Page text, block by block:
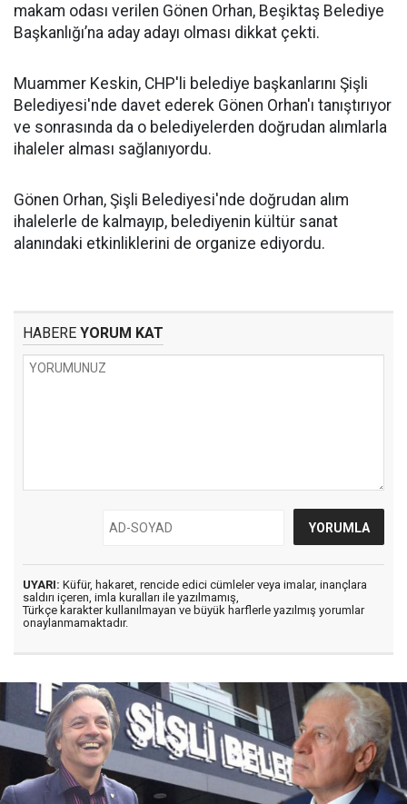
makam odası verilen Gönen Orhan, Beşiktaş Belediye
Başkanlığı’na aday adayı olması dikkat çekti.
Muammer Keskin, CHP'li belediye başkanlarını Şişli
Belediyesi'nde davet ederek Gönen Orhan'ı tanıştırıyor
ve sonrasında da o belediyelerden doğrudan alımlarla
ihaleler alması sağlanıyordu.
Gönen Orhan, Şişli Belediyesi'nde doğrudan alım
ihalelerle de kalmayıp, belediyenin kültür sanat
alanındaki etkinliklerini de organize ediyordu.
HABERE YORUM KAT
UYARI: Küfür, hakaret, rencide edici cümleler veya imalar, inançlara
saldırı içeren, imla kuralları ile yazılmamış,
Türkçe karakter kullanılmayan ve büyük harflerle yazılmış yorumlar
onaylanmamaktadır.